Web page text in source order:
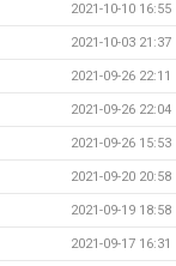
2021-10-10 16:55
2021-10-03 21:37
2021-09-26 22:11
2021-09-26 22:04
2021-09-26 15:53
2021-09-20 20:58
2021-09-19 18:58
2021-09-17 16:31